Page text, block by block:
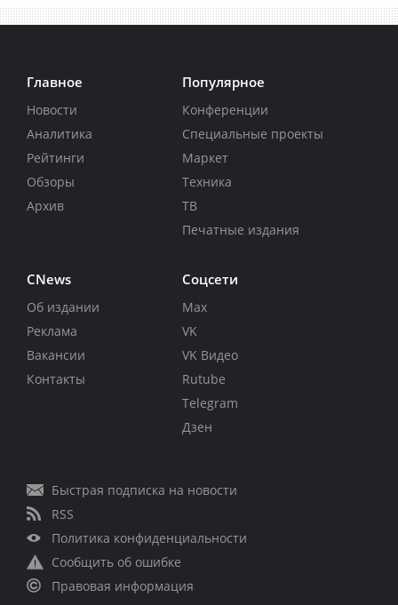
Главное
Новости
Аналитика
Рейтинги
Обзоры
Архив
Популярное
Конференции
Специальные проекты
Маркет
Техника
ТВ
Печатные издания
CNews
Об издании
Реклама
Вакансии
Контакты
Соцсети
Max
VK
VK Видео
Rutube
Telegram
Дзен
Быстрая подписка на новости
RSS
Политика конфиденциальности
Сообщить об ошибке
Правовая информация